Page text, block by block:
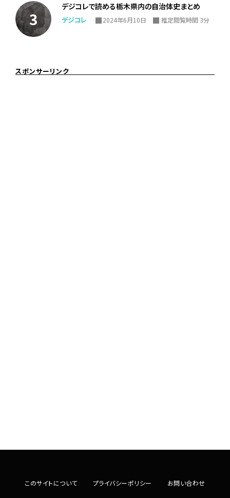
デジコレで読める栃木県内の自治体史まとめ
デジコレ 2024年6月10日 推定閲覧時間 3分
スポンサーリンク
このサイトについて プライバシーポリシー お問い合わせ